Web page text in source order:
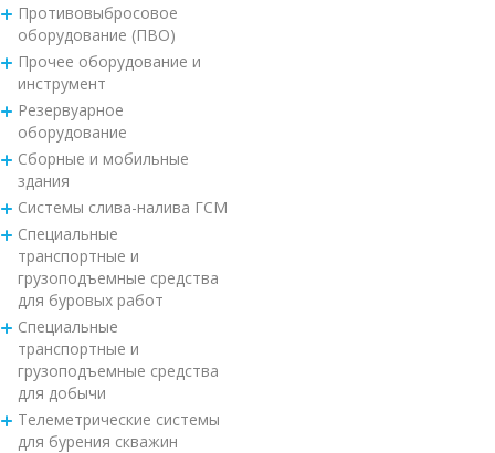
Противовыбросовое
оборудование (ПВО)
Прочее оборудование и
инструмент
Резервуарное
оборудование
Сборные и мобильные
здания
Системы слива-налива ГСМ
Специальные
транспортные и
грузоподъемные средства
для буровых работ
Специальные
транспортные и
грузоподъемные средства
для добычи
Телеметрические системы
для бурения скважин